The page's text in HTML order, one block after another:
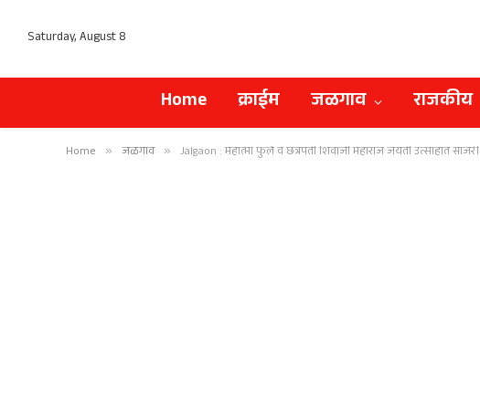
Saturday, August 8
Home क्राईम जळगाव राजकीय
Home » जळगाव » Jalgaon : महात्मा फुले व छत्रपती शिवाजी महाराज जयंती उत्साहात साजरी